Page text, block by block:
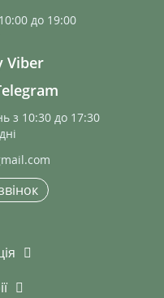
до 19:00
Viber
з 10:30 до 17:30